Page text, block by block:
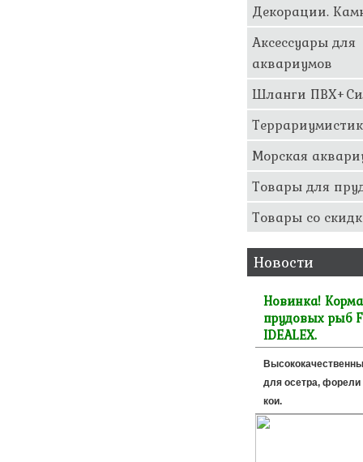
Декорации.
Аксессуары для
аквариумов
Шланги
Морская
Товары для
Товары со
Новости
Новинка!
прудовых рыб
IDEALEX.
для осетра, форели
кои.